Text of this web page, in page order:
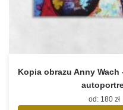
Kopia obrazu Anny
od: 180 zł